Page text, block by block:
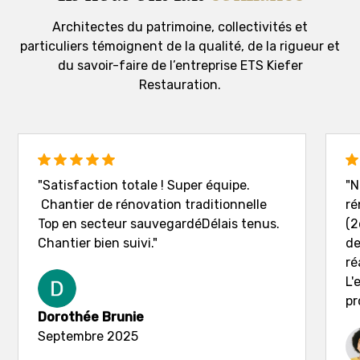
Architectes du patrimoine, collectivités et
particuliers témoignent de la qualité, de la rigueur et
du savoir-faire de l’entreprise ETS Kiefer
Restauration.
"Satisfaction totale ! Super équipe.
Chantier de rénovation traditionnelle
Top en secteur sauvegardéDélais tenus.
Chantier bien suivi."
Dorothée Brunie
Septembre 2025